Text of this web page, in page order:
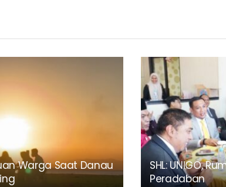
Warga Saat Danau
SHL: UNIGO,
Peradaban